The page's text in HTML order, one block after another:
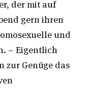
der mit auf
gern ihren
und
– Eigentlich
zur Genüge das